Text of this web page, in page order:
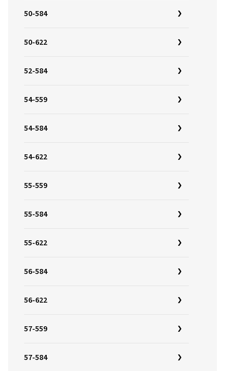
50-584
50-622
52-584
54-559
54-584
54-622
55-559
55-584
55-622
56-584
56-622
57-559
57-584